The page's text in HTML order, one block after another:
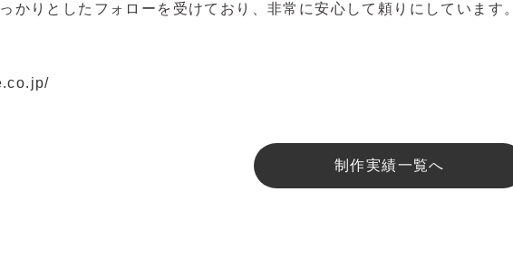
かりとしたフォローを受けており、非常に安心して頼りにしています。
制作実績一覧へ